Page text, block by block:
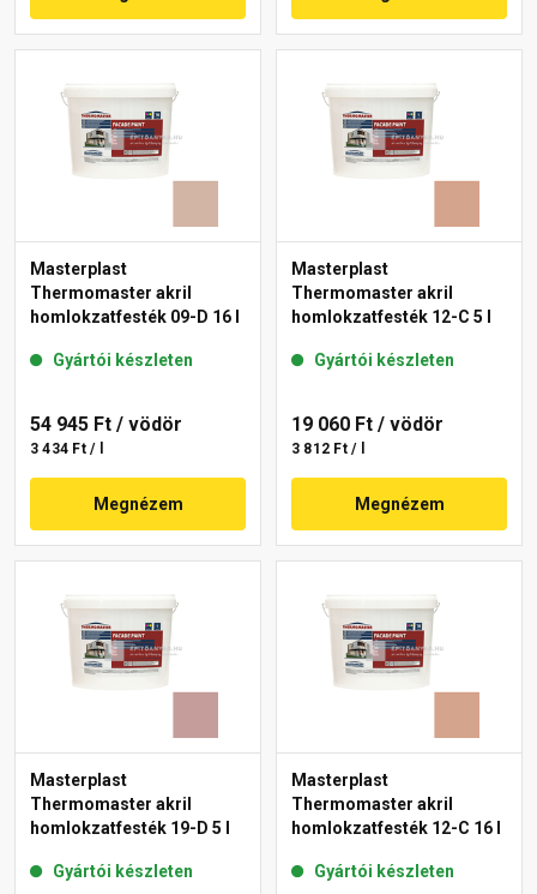
Masterplast
Thermomaster akril
homlokzatfesték 09-D 16 l
Gyártói készleten
54 945 Ft / vödör
3 434 Ft / l
Megnézem
Masterplast
Thermomaster akril
homlokzatfesték 12-C 5 l
Gyártói készleten
19 060 Ft / vödör
3 812 Ft / l
Megnézem
Masterplast
Thermomaster akril
homlokzatfesték 19-D 5 l
Gyártói készleten
Masterplast
Thermomaster akril
homlokzatfesték 12-C 16 l
Gyártói készleten